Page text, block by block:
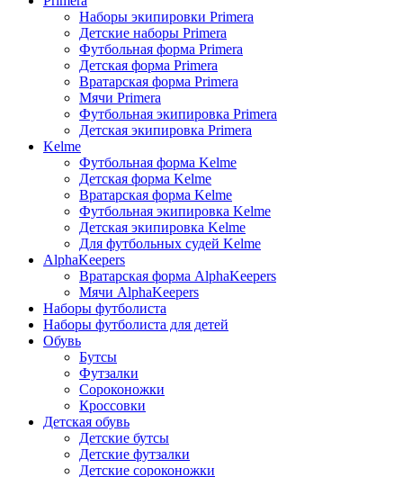
Наборы экипировки Primera
Детские наборы Primera
Футбольная форма Primera
Детская форма Primera
Вратарская форма Primera
Мячи Primera
Футбольная экипировка Primera
Детская экипировка Primera
Kelme
Футбольная форма Kelme
Детская форма Kelme
Вратарская форма Kelme
Футбольная экипировка Kelme
Детская экипировка Kelme
Для футбольных судей Kelme
AlphaKeepers
Вратарская форма AlphaKeepers
Мячи AlphaKeepers
Наборы футболиста
Наборы футболиста для детей
Обувь
Бутсы
Футзалки
Сороконожки
Кроссовки
Детская обувь
Детские бутсы
Детские футзалки
Детские сороконожки